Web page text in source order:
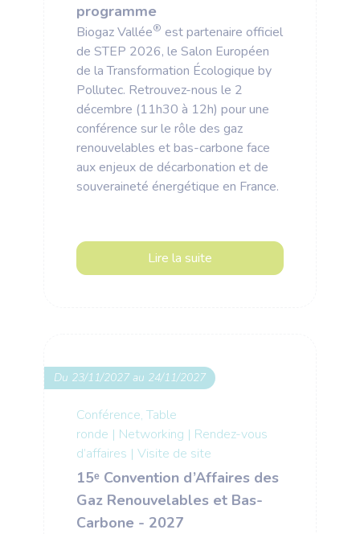
programme
Biogaz Vallée® est partenaire officiel
de STEP 2026, le Salon Européen
de la Transformation Écologique by
Pollutec. Retrouvez-nous le 2
décembre (11h30 à 12h) pour une
conférence sur le rôle des gaz
renouvelables et bas-carbone face
aux enjeux de décarbonation et de
souveraineté énergétique en France.
Lire la suite
Du 23/11/2027 au 24/11/2027
Conférence, Table
ronde | Networking | Rendez-vous
d’affaires | Visite de site
15ᵉ Convention d’Affaires des
Gaz Renouvelables et Bas-
Carbone - 2027